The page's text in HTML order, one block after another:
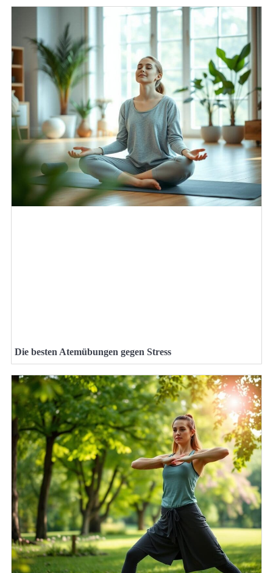
Die besten Atemübungen gegen Stress